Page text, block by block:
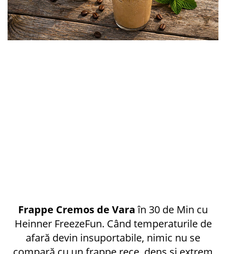
Frappe Cremos de Varaîn 30 de Min cu
Heinner FreezeFun. Când temperaturile de
afară devin insuportabile, nimic nu se